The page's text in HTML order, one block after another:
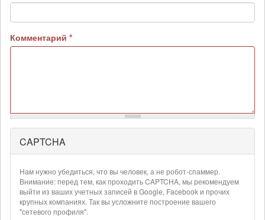
Комментарий *
Более
подробная
информация
текстовых
форматах
CAPTCHA
Нам нужно убедиться, что вы человек, а не робот-спаммер.
Внимание: перед тем, как проходить CAPTCHA, мы рекомендуем
выйти из ваших учетных записей в Google, Facebook и прочих
крупных компаниях. Так вы усложните построение вашего
"сетевого профиля".